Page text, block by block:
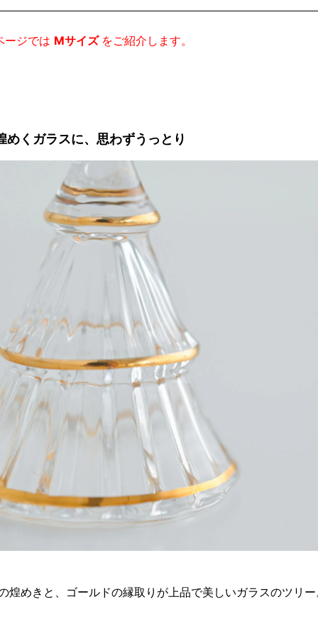
ージでは Mサイズ をご紹介します。
めくガラスに、思わずうっとり
煌めきと、ゴールドの縁取りが上品で美しいガラスのツリ